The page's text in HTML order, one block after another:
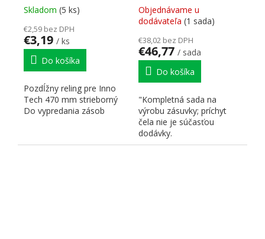
Skladom (5 ks)
€2,59 bez DPH
€3,19 / ks
Do košíka
Pozdĺžny reling pre Inno
Tech 470 mm strieborný
Do vypredania zásob
SiSy
Objednávame u
dodávateľa (1 sada)
€38,02 bez DPH
€46,77 / sada
Do košíka
"Kompletná sada na
výrobu zásuvky; príchyt
čela nie je súčasťou
dodávky.